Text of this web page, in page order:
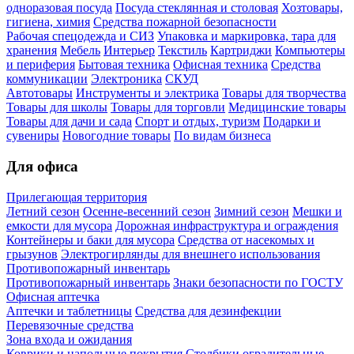
одноразовая посуда Посуда стеклянная и столовая Хозтовары,
гигиена, химия Средства пожарной безопасности
Рабочая спецодежда и СИЗ Упаковка и маркировка, тара для
хранения Мебель Интерьер Текстиль Картриджи Компьютеры
и периферия Бытовая техника Офисная техника Средства
коммуникации Электроника СКУД
Автотовары Инструменты и электрика Товары для творчества
Товары для школы Товары для торговли Медицинские товары
Товары для дачи и сада Спорт и отдых, туризм Подарки и
сувениры Новогодние товары По видам бизнеса
Для офиса
Прилегающая территория
Летний сезон Осенне-весенний сезон Зимний сезон Мешки и
емкости для мусора Дорожная инфраструктура и ограждения
Контейнеры и баки для мусора Средства от насекомых и
грызунов Электрогирлянды для внешнего использования
Противопожарный инвентарь
Противопожарный инвентарь Знаки безопасности по ГОСТУ
Офисная аптечка
Аптечки и таблетницы Средства для дезинфекции
Перевязочные средства
Зона входа и ожидания